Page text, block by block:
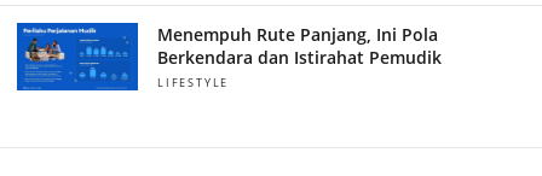
Menempuh Rute Panjang, Ini Pola
Berkendara dan Istirahat Pemudik
LIFESTYLE